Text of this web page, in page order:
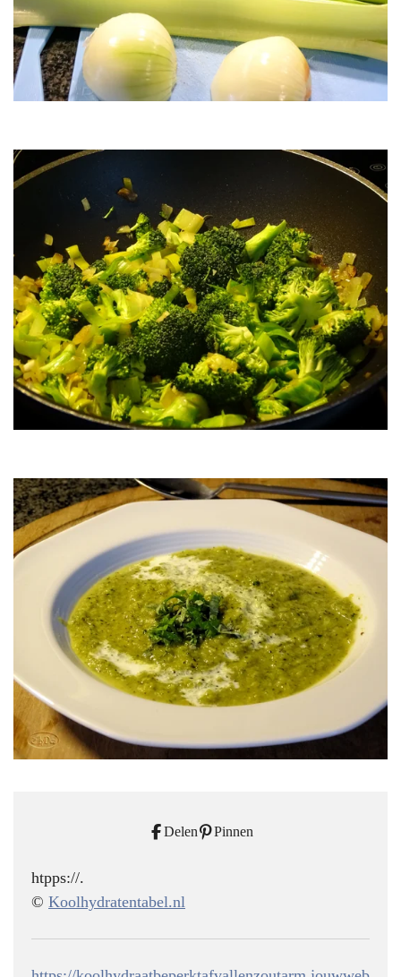
Delen Pinnen
htpps://.
© Koolhydratentabel.nl